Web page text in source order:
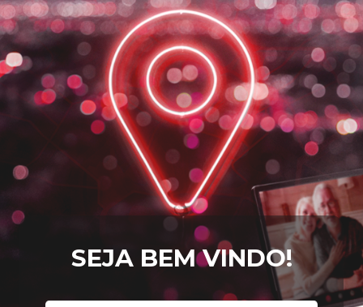
SEJA BEM VINDO!